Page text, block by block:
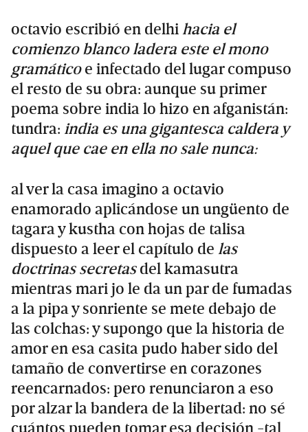
octavio escribió en delhihacia el
comienzo blanco ladera este el mono
gramáticoe infectado del lugar compuso
el resto de su obra: aunque su primer
poema sobre india lo hizo en afganistán:
tundra: india es una gigantesca caldera y
aquel que cae en ella no sale nunca:
al ver la casa imagino a octavio
enamorado aplicándose un ungüento de
tagara y kustha con hojas de talisa
dispuesto a leer el capítulo de las
doctrinas secretasdel kamasutra
mientras mari jo le da un par de fumadas
a la pipa y sonriente se mete debajo de
las colchas: y supongo que la historia de
amor en esa casita pudo haber sido del
tamaño de convertirse en corazones
reencarnados: pero renunciaron a eso
por alzar la bandera de la libertad: no sé